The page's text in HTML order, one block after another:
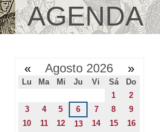
AGENDA
« Agosto 2026 »
Lu Ma Mi Ju Vi Sá
Do
1
2
3
4 5 6 7 8
9
10
11 12 13 14 15
16